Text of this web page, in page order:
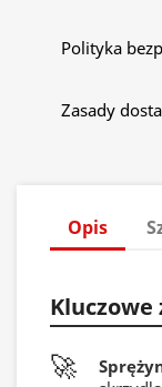
Polityka
Zasady
Opis
🚀